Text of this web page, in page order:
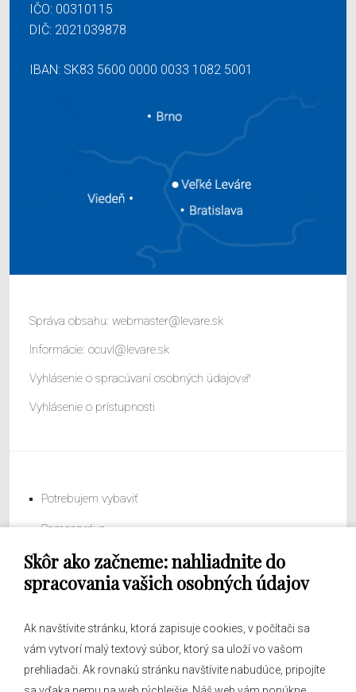
Skôr ako začneme: nahliadnite do
spracovania vašich osobných údajov
Ak navštívite stránku, ktorá zapisuje cookies, v počítači sa
vám vytvorí malý textový súbor, ktorý sa uloží vo vašom
prehliadači. Ak rovnakú stránku navštívite nabudúce, pripojíte
IČO: 00310115
DIČ: 2021039878
IBAN: SK83 5600 0000 0033 1082 5001
Správa obsahu: webmaster@levare.sk
Informácie: ocuvl@levare.sk
Vyhlásenie o spracúvaní osobných údajov
Vyhlásenie o prístupnosti
Potrebujem vybaviť
Samospráva
Obecný úrad
O obci